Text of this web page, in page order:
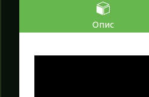
Опис